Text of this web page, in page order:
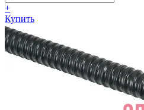
+
Купить